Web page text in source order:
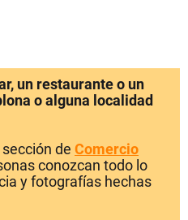
un restaurante o un
o alguna localidad
de Comercio
conozcan todo lo
y fotografías hechas